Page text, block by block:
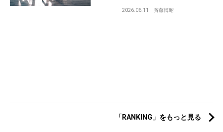
2026.06.11 斉藤博昭
「RANKING」をもっと見る